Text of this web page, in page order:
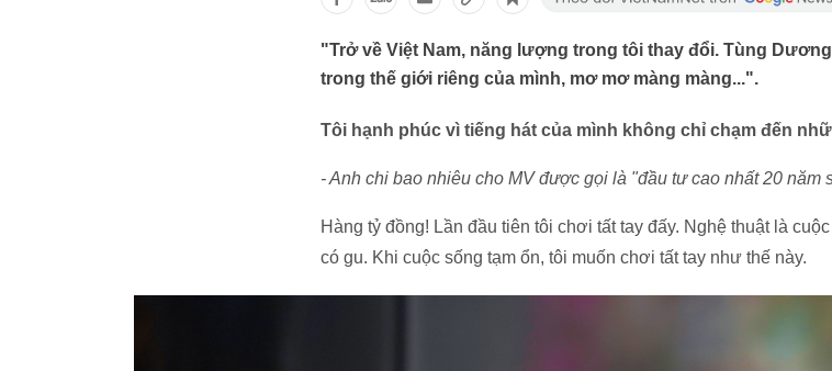
"Trở về Việt Nam, năng lượng trong tôi thay đổi. Tùng
trong thế giới riêng của mình, mơ mơ màng màng...".
Tôi hạnh phúc vì tiếng hát của mình không chỉ chạm đến
- Anh chi bao nhiêu cho MV được gọi là "đầu tư cao nhất 20 năm
Hàng tỷ đồng! Lần đầu tiên tôi chơi tất tay đấy. Nghệ thuật là
có gu. Khi cuộc sống tạm ổn, tôi muốn chơi tất tay như thế này.